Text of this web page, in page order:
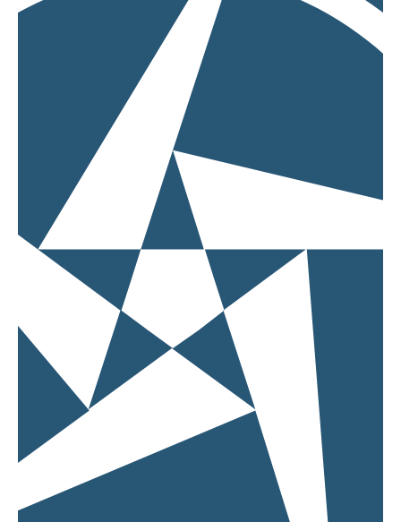
Mitglieder
Premium/Exklusiv
Taxigarantie
Premium Sale
Taxigarantie VW
Kooperation mit
Sonderfahrzeuge
Garantien für Lkw
Garantien für
Boote